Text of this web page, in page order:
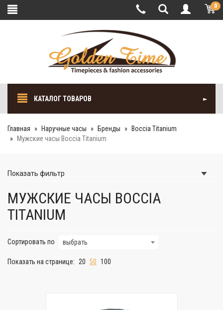
0
КАТАЛОГ ТОВАРОВ
Главная Наручные часы Бренды
Boccia Titanium
Мужские часы Boccia Titanium
Показать фильтр
МУЖСКИЕ ЧАСЫ BOCCIA
TITANIUM
Сортировать по выбрать
Показать на странице: 20 50 100